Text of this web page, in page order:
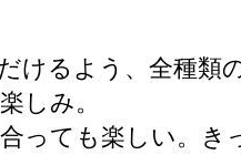
けるよう、全種
しみ。
っても楽しい。き